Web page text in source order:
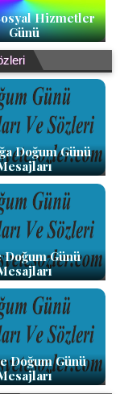
Hizmetler
Günü
Doğum Günü
Doğum Günü
Doğum Günü